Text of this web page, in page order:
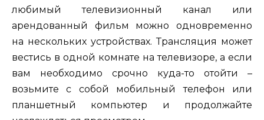
любимый телевизионный канал или
арендованный фильм можно одновременно
на нескольких устройствах. Трансляция может
вестись в одной комнате на телевизоре, а если
вам необходимо срочно куда-то отойти –
возьмите с собой мобильный телефон или
планшетный компьютер и продолжайте